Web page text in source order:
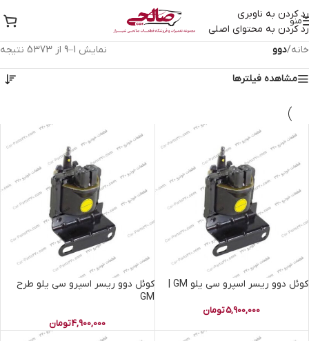
رد کردن به ناوبری
رد کردن به محتوای اصلی
منو
خانه/دوو نمایش 1–9 از 5373 نتیجه
مشاهده فیلترها
کوئل دوو ریسر اسپرو سی یلو GM |
5,900,000تومان
کوئل دوو ریسر اسپرو سی یلو طرح
GM
4,900,000تومان